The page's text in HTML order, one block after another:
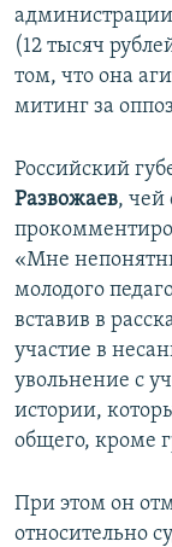
(12 тысяч
том, что она
митинг за
Российский
Развожаев, чей
«Мне
молодого
вставив в
участие в
увольнение с
истории,
общего, кроме
При этом он
относительно